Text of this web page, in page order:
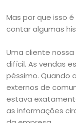
Mas por que isso
contar algumas
Uma cliente
difícil. As vendas
péssimo. Quando
externos de
estava
as informações